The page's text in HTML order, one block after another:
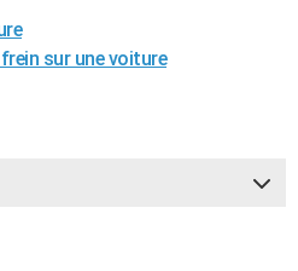
sur une voiture